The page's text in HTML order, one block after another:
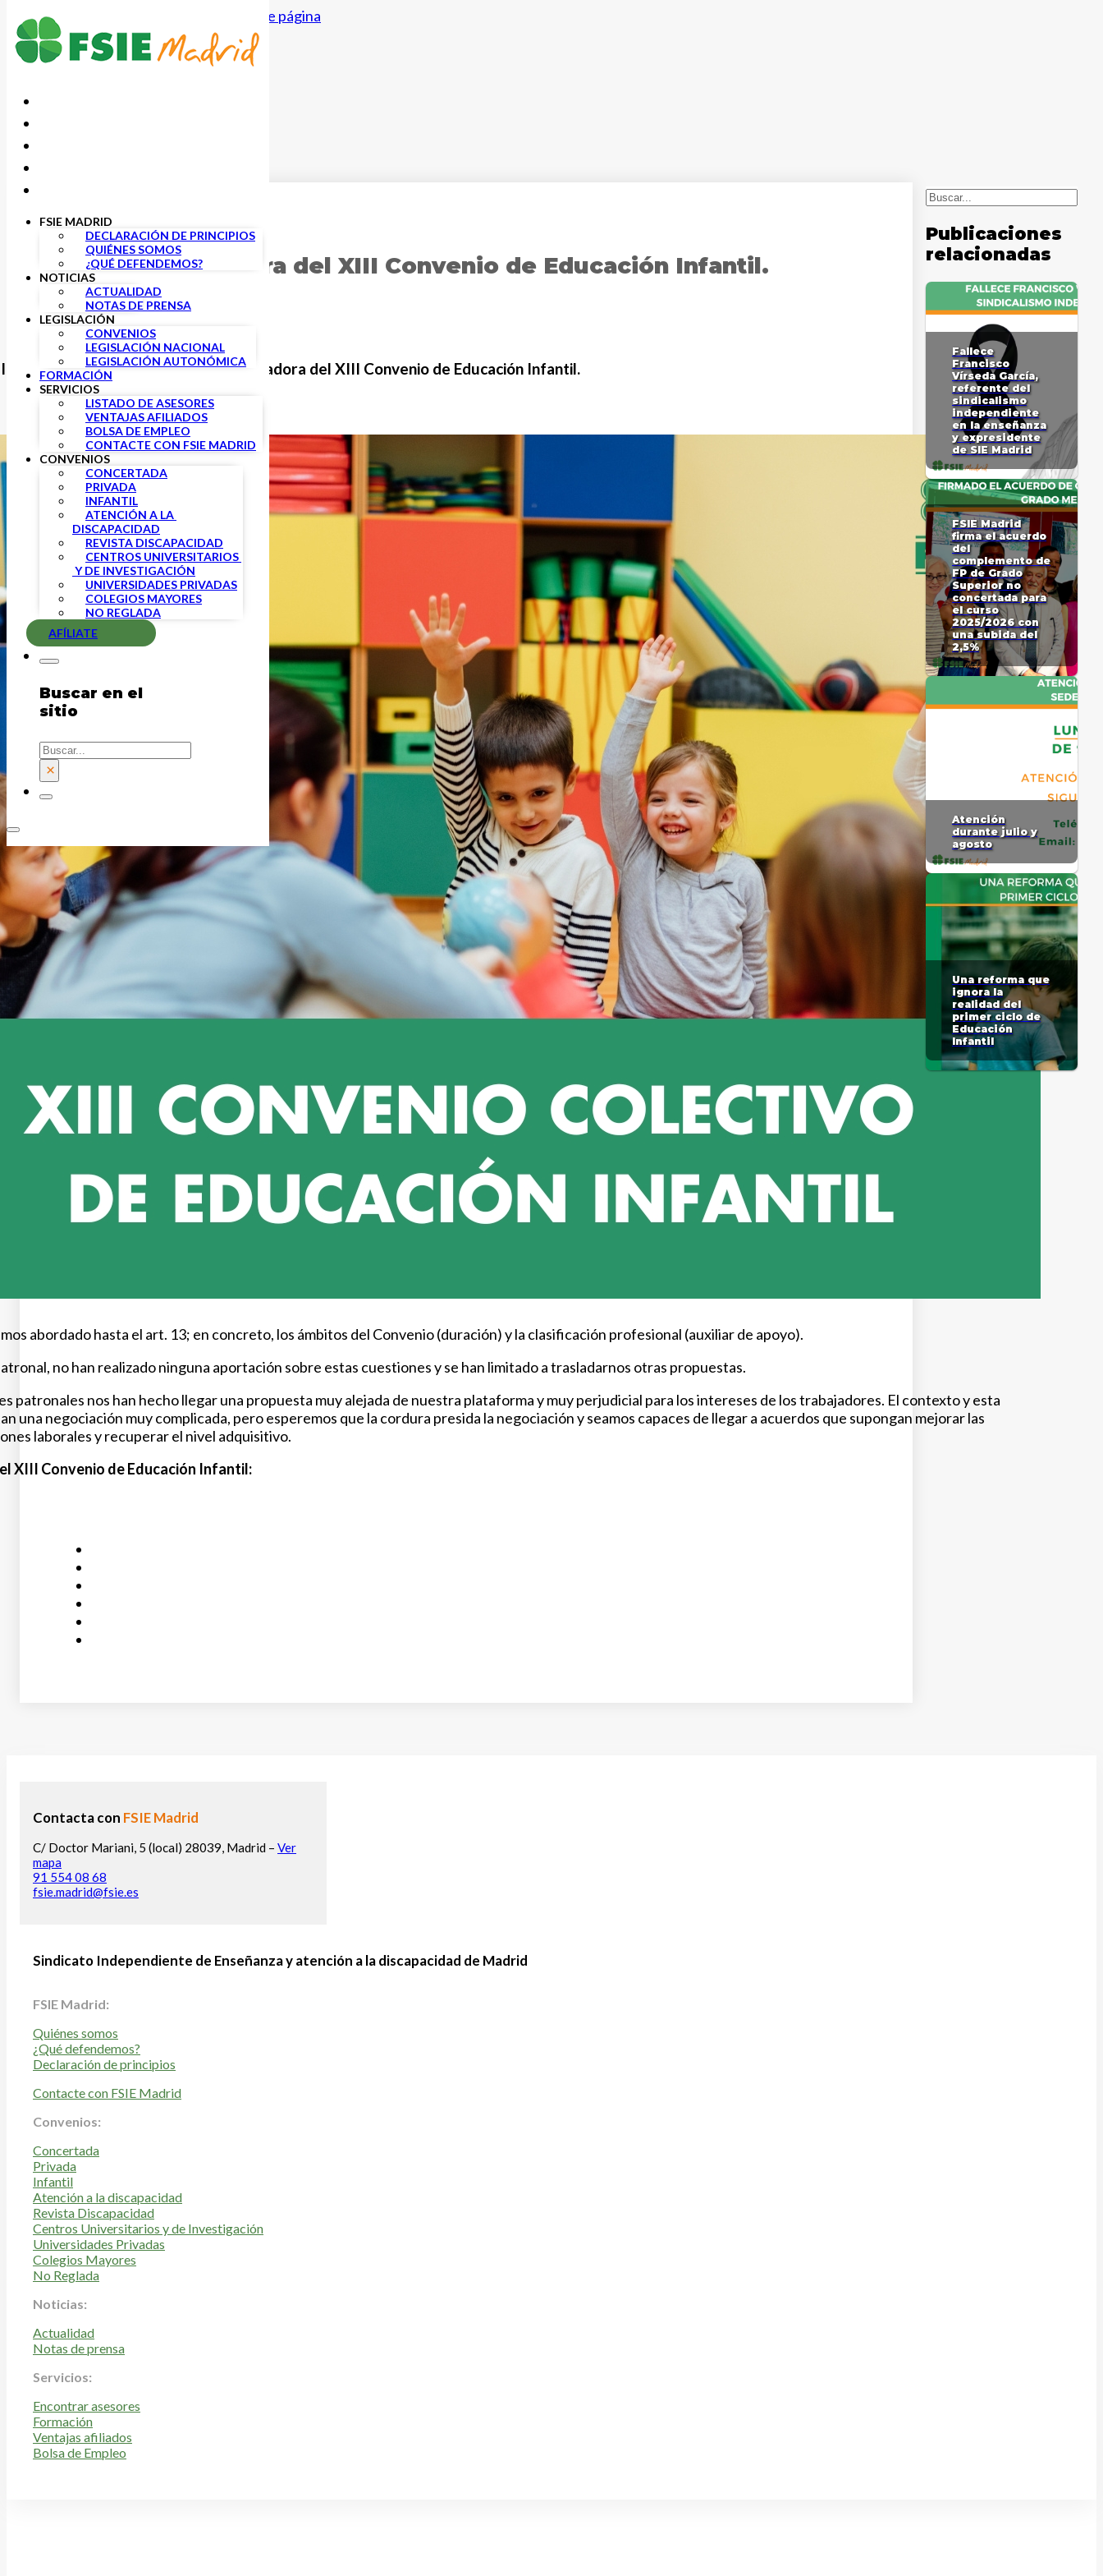
Saltar al contenido principal Saltar al pie de página
FSIE MADRID
DECLARACIÓN DE PRINCIPIOS
QUIÉNES SOMOS
¿QUÉ DEFENDEMOS?
NOTICIAS
ACTUALIDAD
NOTAS DE PRENSA
LEGISLACIÓN
CONVENIOS
LEGISLACIÓN NACIONAL
LEGISLACIÓN AUTONÓMICA
FORMACIÓN
SERVICIOS
LISTADO DE ASESORES
VENTAJAS AFILIADOS
BOLSA DE EMPLEO
CONTACTE CON FSIE MADRID
CONVENIOS
CONCERTADA
PRIVADA
INFANTIL
ATENCIÓN A LA
DISCAPACIDAD
REVISTA DISCAPACIDAD
CENTROS UNIVERSITARIOS
Y DE INVESTIGACIÓN
UNIVERSIDADES PRIVADAS
COLEGIOS MAYORES
NO REGLADA
AFÍLIATE
Buscar en el
sitio
Buscar
×
17 OCTUBRE, 2022
Mesa Negociadora del XIII Convenio de Educación Infantil.
segunda reunión de laMesa Negociadora del XIII Convenio de Educación Infantil.
abordado hasta el art. 13; en concreto, los ámbitos del Convenio (duración) y la clasificación profesional (auxiliar de apoyo).
no han realizado ninguna aportación sobre estas cuestiones y se han limitado a trasladarnos otras propuestas.
patronales nos han hecho llegar una propuesta muy alejada de nuestra plataforma y muy perjudicial para los intereses de los trabajadores. El contexto y esta
una negociación muy complicada, pero esperemos que la cordura presida la negociación y seamos capaces de llegar a acuerdos que supongan mejorar las
laborales y recuperar el nivel adquisitivo.
XIII Convenio de Educación Infantil:
Buscar
Publicaciones
relacionadas
Fallece
Francisco
Vírseda García,
referente del
sindicalismo
independiente
en la enseñanza
y expresidente
de SIE Madrid
FSIE Madrid
firma el acuerdo
del
complemento de
FP de Grado
Superior no
concertada para
el curso
2025/2026 con
una subida del
2,5%
Atención
durante julio y
agosto
Una reforma que
ignora la
realidad del
primer ciclo de
Educación
Infantil
Contacta con FSIE Madrid
C/ Doctor Mariani, 5 (local) 28039, Madrid – Ver
mapa
91 554 08 68
fsie.madrid@fsie.es
Sindicato Independiente de Enseñanza y atención a la discapacidad de Madrid
FSIE Madrid:
Quiénes somos
¿Qué defendemos?
Declaración de principios
Contacte con FSIE Madrid
Convenios:
Concertada
Privada
Infantil
Atención a la discapacidad
Revista Discapacidad
Centros Universitarios y de Investigación
Universidades Privadas
Colegios Mayores
No Reglada
Noticias:
Actualidad
Notas de prensa
Servicios:
Encontrar asesores
Formación
Ventajas afiliados
Bolsa de Empleo